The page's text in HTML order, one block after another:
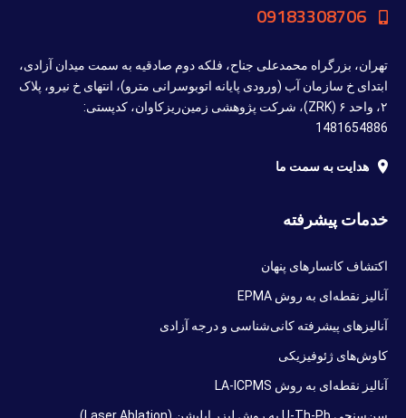
09183308706
تهران، بزرگراه محمدعلی جناح، فلکه دوم صادقیه به سمت میدان آزادی،
ابتدای خ سازمان آب (ورودی پایانه اتوبوسرانی مترو)، انتهای خ نیرو، پلاک
۲، واحد ۶ (ZRK)، شرکت پژوهشی زمین‌ریزکاوان، کدپستی:
1481654886
هدایت به سمت ما
خدمات پیشرفته
اکتشاف کانسارهای پنهان
آنالیز نقطه‌ای به روش EPMA
آنالیزهای پیشرفته کانی‌شناسی و درجه آزادی
کاوش‌های ژئوفیزیکی
آنالیز نقطه‌ای به روش LA-ICPMS
سن‌سنجی U-Th-Pb به روش لیزر ابلیشن (Laser Ablation)